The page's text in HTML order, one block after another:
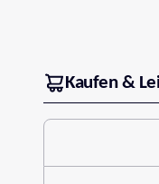
Kaufen &